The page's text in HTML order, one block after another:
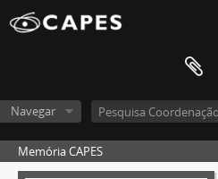
Navegar
Memória CAPES